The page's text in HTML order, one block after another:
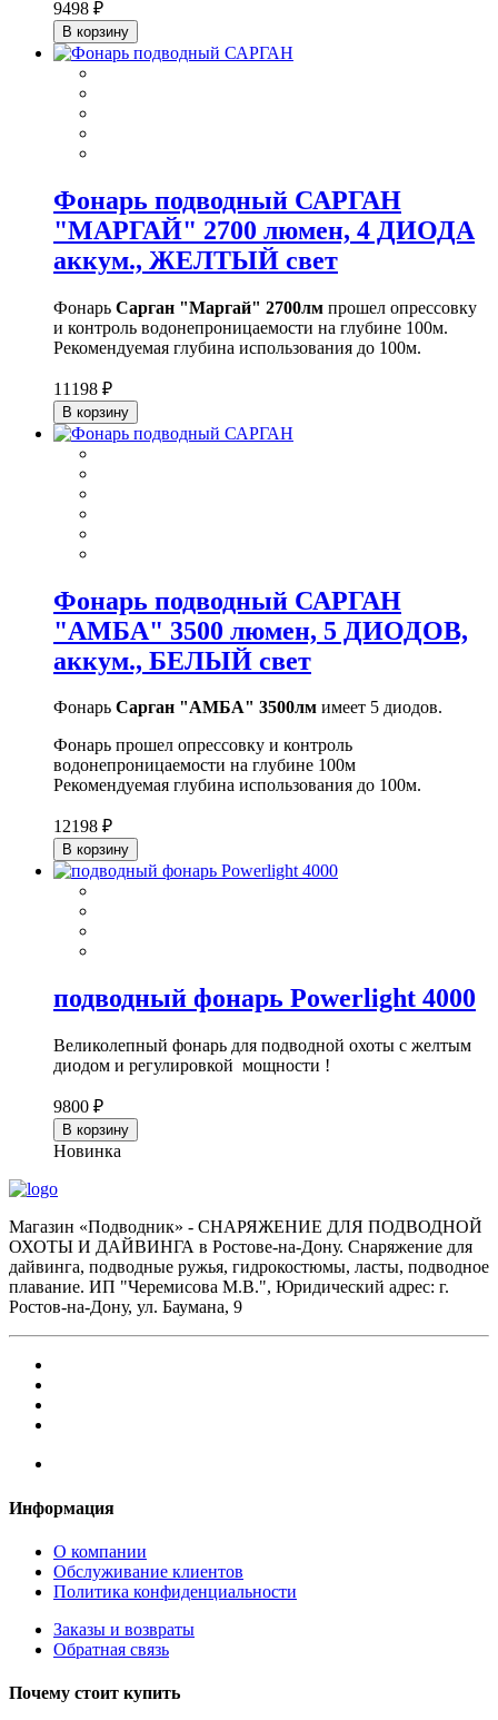
9498 ₽
В корзину
Фонарь подводный САРГАН
"МАРГАЙ" 2700 люмен, 4 ДИОДА
аккум., ЖЕЛТЫЙ свет
Фонарь Сарган "Маргай" 2700лм прошел опрессовку
и контроль водонепроницаемости на глубине 100м.
Рекомендуемая глубина использования до 100м.
11198 ₽
В корзину
Фонарь подводный САРГАН
"АМБА" 3500 люмен, 5 ДИОДОВ,
аккум., БЕЛЫЙ свет
Фонарь Сарган "АМБА" 3500лм имеет 5 диодов.
Фонарь прошел опрессовку и контроль
водонепроницаемости на глубине 100м
Рекомендуемая глубина использования до 100м.
12198 ₽
В корзину
подводный фонарь Powerlight 4000
Великолепный фонарь для подводной охоты с желтым
диодом и регулировкой мощности !
9800 ₽
В корзину
Новинка
Магазин «Подводник» - СНАРЯЖЕНИЕ ДЛЯ ПОДВОДНОЙ
ОХОТЫ И ДАЙВИНГА в Ростове-на-Дону. Снаряжение для
дайвинга, подводные ружья, гидрокостюмы, ласты, подводное
плавание. ИП "Черемисова М.В.", Юридический адрес: г.
Ростов-на-Дону, ул. Баумана, 9
Информация
О компании
Обслуживание клиентов
Политика конфиденциальности
Заказы и возвраты
Обратная связь
Почему стоит купить